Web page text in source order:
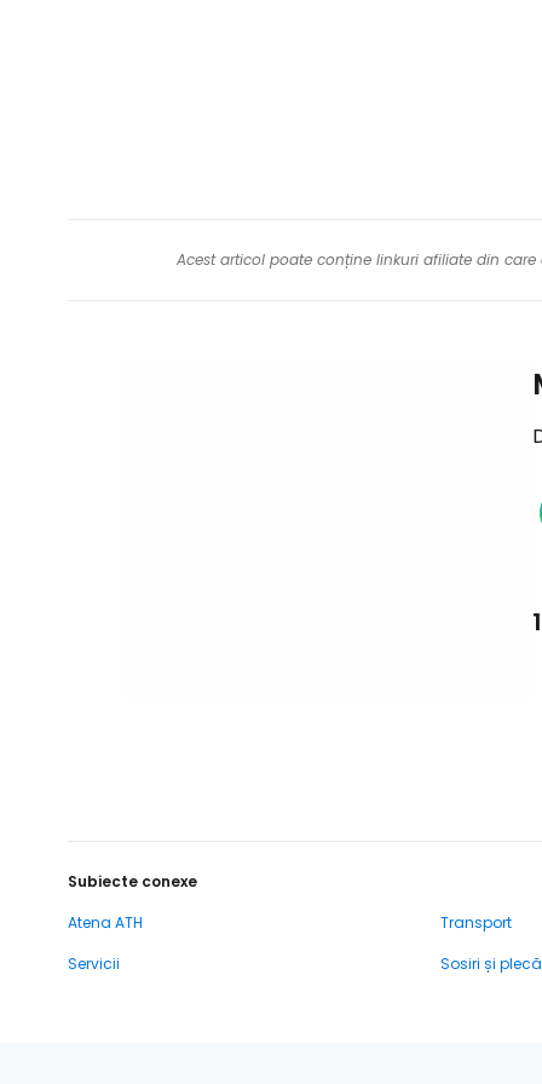
Acest articol poate conține linkuri afiliate din
Subiecte conexe
Atena ATH
Transport
Servicii
Sosiri și